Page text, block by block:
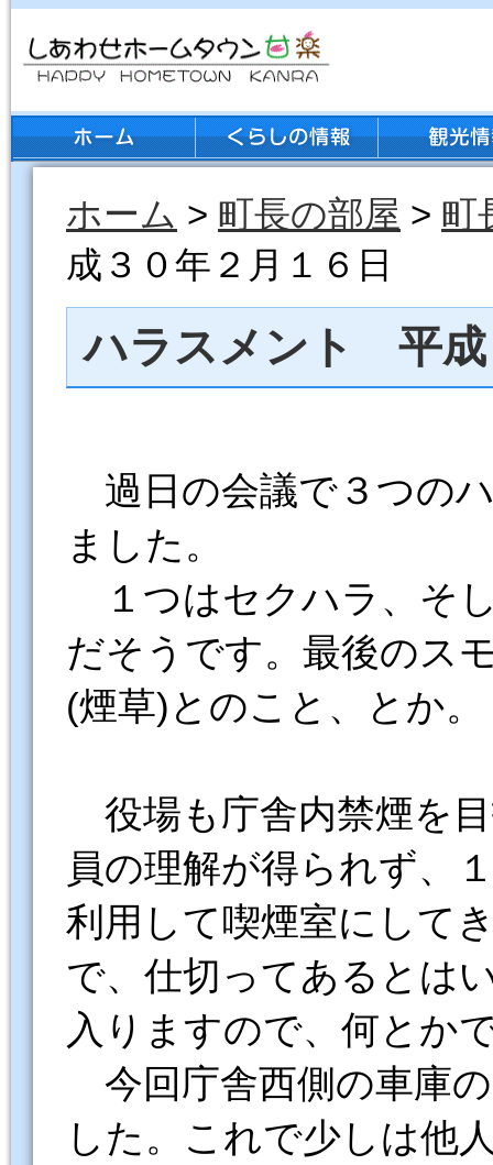
ホーム > 町長の部屋 > 町
成３０年２月１６日
ハラスメント 平成
過日の会議で３つの
ました。
１つはセクハラ、そ
だそうです。最後のス
(煙草)とのこと、とか。
役場も庁舎内禁煙を
員の理解が得られず、
利用して喫煙室にして
で、仕切ってあるとは
入りますので、何とか
今回庁舎西側の車庫
した。これで少しは他